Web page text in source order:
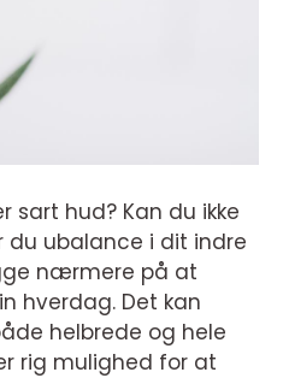
sart hud? Kan du ikke
du ubalance i dit indre
nærmere på at
hverdag. Det kan
helbrede og hele
rig mulighed for at